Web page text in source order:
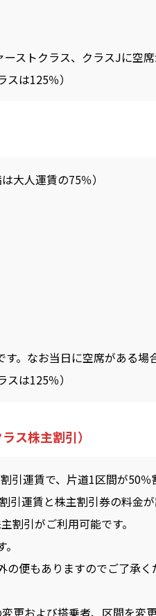
ストクラス、クラスJに空
は125％）
大人運賃の75％）
。なお当日に空席がある場
は125％）
ス株主割引）
運賃で、片道1区間が50％
運賃と株主割引券の料金が
割引がご利用可能です。
便もありますのでご了承く
更および搭乗者、区間を